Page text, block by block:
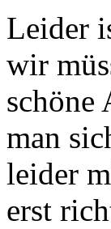
Leider
wir
schöne
man
leider
erst